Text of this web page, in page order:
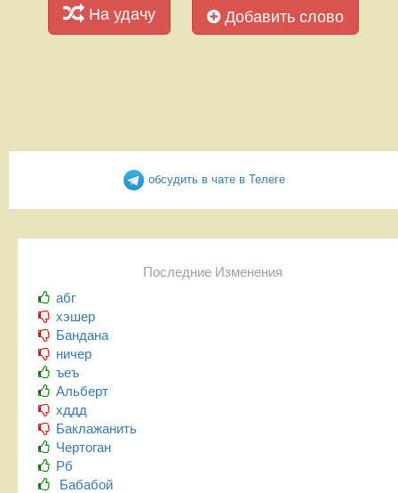
На удачу Добавить слово
обсудить в чате в Телеге
Последние Изменения
абг
хэшер
Бандана
ничер
ъеъ
Альберт
хддд
Баклажанить
Чертоган
Рб
Бабабой